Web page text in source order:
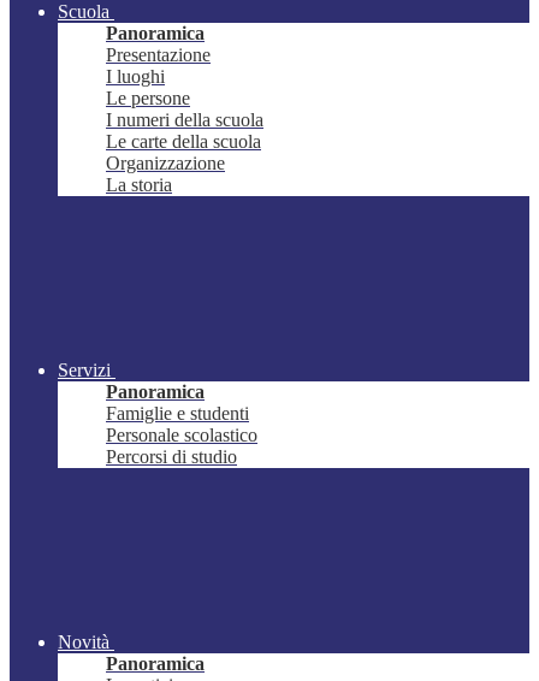
Scuola
Panoramica
Presentazione
I luoghi
Le persone
I numeri della scuola
Le carte della scuola
Organizzazione
La storia
Servizi
Panoramica
Famiglie e studenti
Personale scolastico
Percorsi di studio
Novità
Panoramica